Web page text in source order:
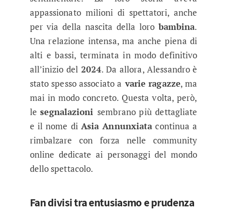
appassionato milioni di spettatori, anche
per via della nascita della lorobambina.
Una relazione intensa, ma anche piena di
alti e bassi, terminata in modo definitivo
all’inizio del 2024. Da allora, Alessandro è
stato spesso associato a varie ragazze, ma
mai in modo concreto. Questa volta, però,
lesegnalazioni sembrano più dettagliate
e il nome di Asia Annunxiatacontinua a
rimbalzare con forza nelle community
online dedicate ai personaggi del mondo
dello spettacolo.
Fan divisi tra entusiasmo e prudenza